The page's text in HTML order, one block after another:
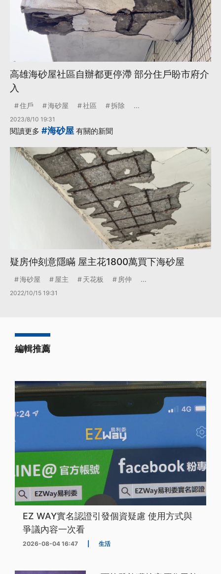
高雄海砂屋社區自辦都更停滯 部分住戶盼市府介
入
住戶 海砂屋 社區 拆除 ...
2023/8/10 19:31
閱讀更多 #海砂屋 有關的新聞
疑房仲刻意隱瞞 屋主花1800萬買下海砂屋
海砂屋 屋主 天花板 房仲 ...
2022/10/15 19:31
編輯推薦
EZ WAY實名認證引發個資疑慮 使用方式與
爭議內容一次看
2026-08-04 16:47 生活